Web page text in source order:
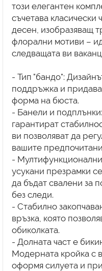
този елегантен
съчетава
десен, изобразяващ
флорални мотиви –
следващата ви
- Тип "бандо":
поддръжка и
форма на бюста.
- Банели и
гарантират
ви позволяват да
вашите
-
усукани презрамки
да бъдат свалени за
без следи.
- Стабилно
връзка, която
обиколката.
- Долната част е
Модерната кройка с
оформя силуета и